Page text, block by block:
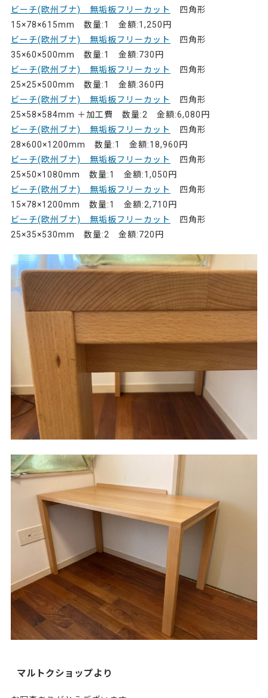
ビーチ(欧州ブナ) 無垢板フリーカット
四角形
15×78×615mm 数量:1 金額:1,250円
ビーチ(欧州ブナ) 無垢板フリーカット
四角形
35×60×500mm 数量:1 金額:730円
ビーチ(欧州ブナ) 無垢板フリーカット
四角形
25×25×500mm 数量:1 金額:360円
ビーチ(欧州ブナ) 無垢板フリーカット
四角形
25×58×584mm ＋加工費 数量:2 金額:6,080円
ビーチ(欧州ブナ) 無垢板フリーカット
四角形
28×600×1200mm 数量:1 金額:18,960円
ビーチ(欧州ブナ) 無垢板フリーカット
四角形
25×50×1080mm 数量:1 金額:1,050円
ビーチ(欧州ブナ) 無垢板フリーカット
四角形
15×78×1200mm 数量:1 金額:2,710円
ビーチ(欧州ブナ) 無垢板フリーカット
四角形
25×35×530mm 数量:2 金額:720円
マルトクショップより